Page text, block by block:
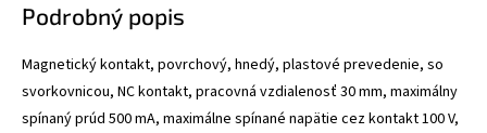
Podrobný popis
Magnetický kontakt, povrchový, hnedý, plastové prevedenie, so
svorkovnicou, NC kontakt, pracovná vzdialenosť 30 mm, maximálny
spínaný prúd 500 mA, maximálne spínané napätie cez kontakt 100 V,